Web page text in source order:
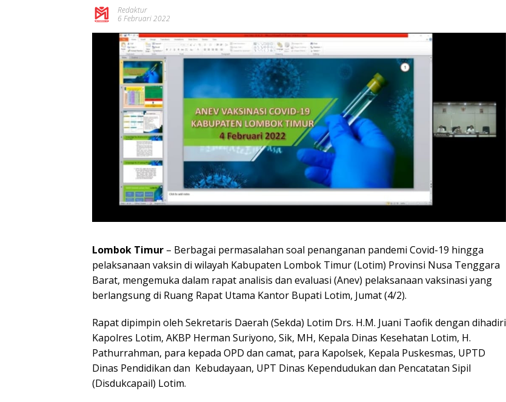
Redaktur
6 Februari 2022
Lombok Timur – Berbagai permasalahan soal penanganan pandemi Covid-19 hingga
pelaksanaan vaksin di wilayah Kabupaten Lombok Timur (Lotim) Provinsi Nusa Tenggara
Barat, mengemuka dalam rapat analisis dan evaluasi (Anev) pelaksanaan vaksinasi yang
berlangsung di Ruang Rapat Utama Kantor Bupati Lotim, Jumat (4/2).
Rapat dipimpin oleh Sekretaris Daerah (Sekda) Lotim Drs. H.M. Juani Taofik dengan dihadiri
Kapolres Lotim, AKBP Herman Suriyono, Sik, MH, Kepala Dinas Kesehatan Lotim, H.
Pathurrahman, para kepada OPD dan camat, para Kapolsek, Kepala Puskesmas, UPTD
Dinas Pendidikan dan Kebudayaan, UPT Dinas Kependudukan dan Pencatatan Sipil
(Disdukcapail) Lotim.‎